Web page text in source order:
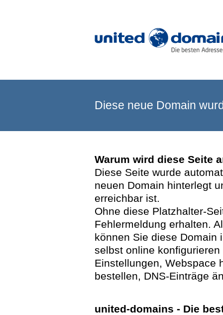
Diese neue Domain
Warum wird diese Seite
Diese Seite wurde
neuen Domain hinterlegt
erreichbar ist.
Ohne diese Platzhalter-
Fehlermeldung erhalten.
können Sie diese Domain
selbst online
Einstellungen, Webspace
bestellen, DNS-Einträge
united-domains - Die